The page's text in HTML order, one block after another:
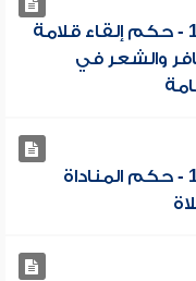
10 - حكم إلقاء قلامة
والشعر في
12 - حكم المناداة